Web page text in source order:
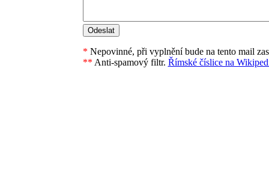
* Nepovinné, při vyplnění bude na tento mail
** Anti-spamový filtr. Římské číslice na